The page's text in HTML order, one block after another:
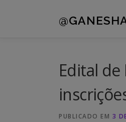
Edital
PUBLICADO EM 3